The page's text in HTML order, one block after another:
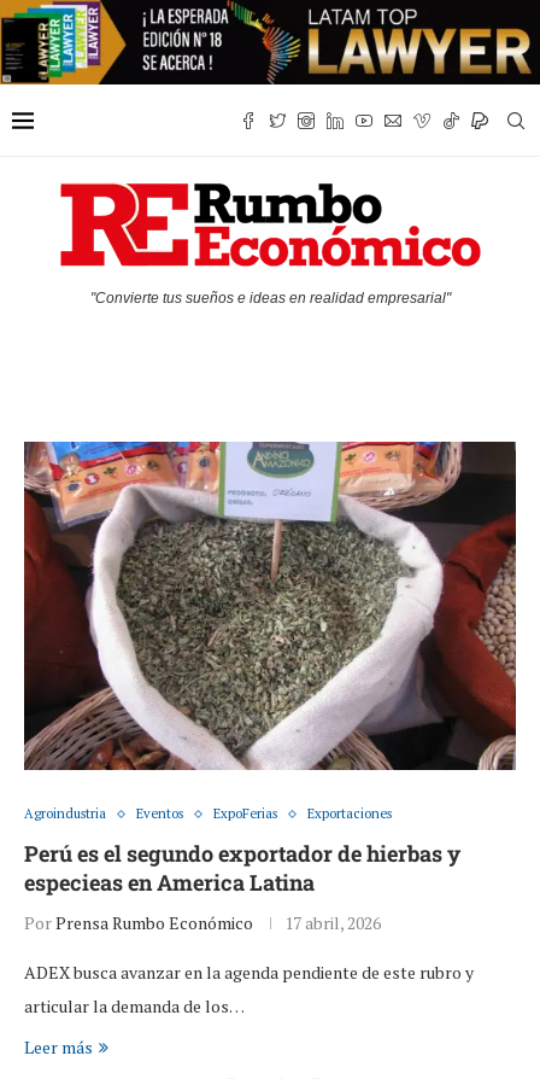
"Convierte tus sueños e ideas en realidad empresarial"
Agroindustria Eventos ExpoFerias Exportaciones
Perú es el segundo exportador de hierbas y
especieas en America Latina
PorPrensa Rumbo Económico 17 abril, 2026
ADEX busca avanzar en la agenda pendiente de este rubro y
articular la demanda de los…
Leer más